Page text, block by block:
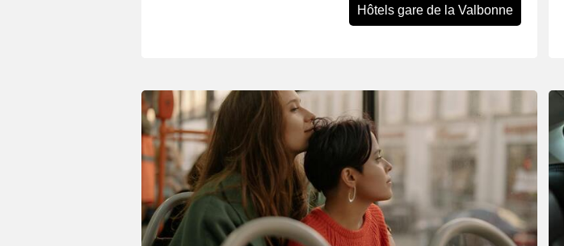
Hôtels gare de la Valbonne